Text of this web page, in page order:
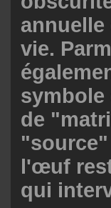
annuelle
vie.
symbole
de
"source"
l'œuf
qui